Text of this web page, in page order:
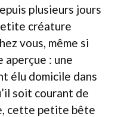
plusieurs jours
créature
vous, même si
aperçue : une
élu domicile dans
soit courant de
cette petite bête